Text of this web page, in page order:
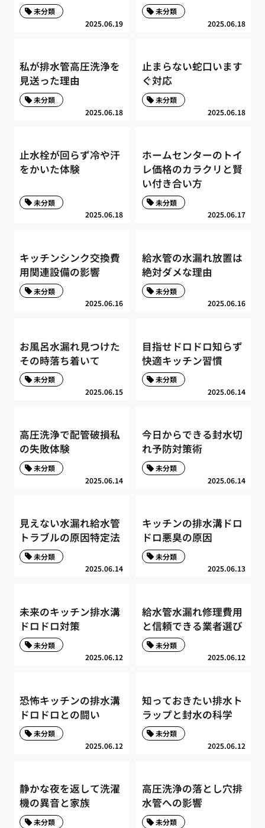
2025.06.19
未分類
2025.06.18
未分類
私が排水管高圧洗浄を
見送った理由
2025.06.18
未分類
止まらない蛇口います
ぐ対応
2025.06.18
未分類
止水栓が回らず冷や汗
をかいた体験
2025.06.18
未分類
ホームセンターのトイ
レ価格のカラクリと賢
い付き合い方
2025.06.17
未分類
キッチンシンク交換費
用関連設備の影響
2025.06.16
未分類
給水管の水漏れ放置は
絶対ダメな理由
2025.06.16
未分類
お風呂水漏れ見つけた
その時落ち着いて
2025.06.15
未分類
目指せドロドロ知らず
快適キッチン習慣
2025.06.14
未分類
高圧洗浄で配管破損私
の失敗体験
2025.06.14
未分類
今日からできる封水切
れ予防対策術
2025.06.14
未分類
見えない水漏れ給水管
トラブルの原因特定法
2025.06.14
未分類
キッチンの排水溝ドロ
ドロ悪臭の原因
2025.06.13
未分類
未来のキッチン排水溝
ドロドロ対策
2025.06.12
未分類
給水管水漏れ修理費用
と信頼できる業者選び
2025.06.12
未分類
恐怖キッチンの排水溝
ドロドロとの闘い
2025.06.12
未分類
知っておきたい排水ト
ラップと封水の科学
2025.06.12
未分類
静かな夜を返して洗濯
機の異音と家族
未分類
高圧洗浄の落とし穴排
水管への影響
未分類